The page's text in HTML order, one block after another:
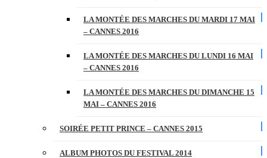
LA MONTÉE DES MARCHES DU MARDI 17 MAI
– CANNES 2016
LA MONTÉE DES MARCHES DU LUNDI 16 MAI
– CANNES 2016
LA MONTÉE DES MARCHES DU DIMANCHE 15
MAI – CANNES 2016
SOIRÉE PETIT PRINCE – CANNES 2015
ALBUM PHOTOS DU FESTIVAL 2014